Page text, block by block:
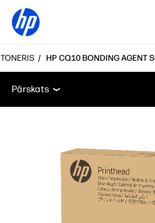
HP CQ10 BONDING AGENT
Pārskats
Atbalsts
Pārskats